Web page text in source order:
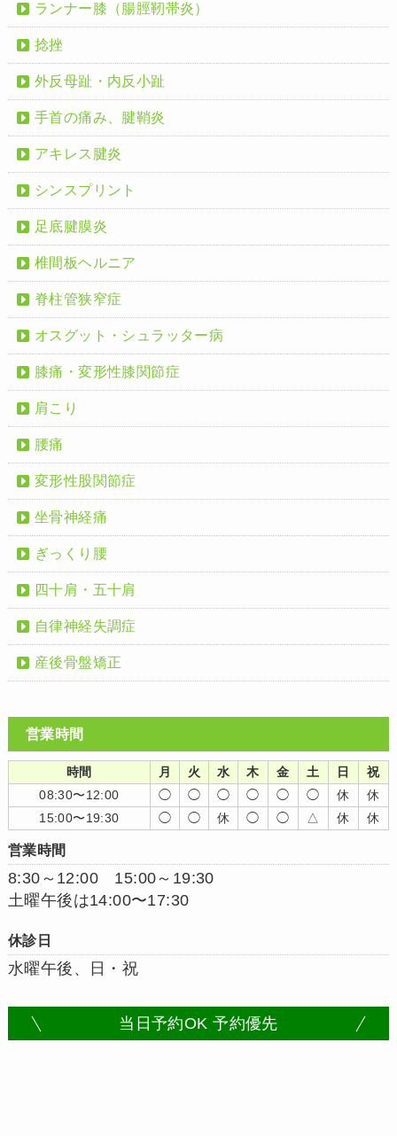
ランナー膝（腸脛靭帯炎）
捻挫
外反母趾・内反小趾
手首の痛み、腱鞘炎
アキレス腱炎
シンスプリント
足底腱膜炎
椎間板ヘルニア
脊柱管狭窄症
オスグット・シュラッター病
膝痛・変形性膝関節症
肩こり
腰痛
変形性股関節症
坐骨神経痛
ぎっくり腰
四十肩・五十肩
自律神経失調症
産後骨盤矯正
営業時間
時間 月 火 水 木 金 土 日
祝
08:30〜12:00
◯ ◯ ◯ ◯ ◯ ◯ 休
休
15:00〜19:30
◯ ◯ 休 ◯ ◯ △ 休 休
営業時間
8:30～12:00 15:00～19:30
土曜午後は14:00〜17:30
休診日
水曜午後、日・祝
当日予約OK 予約優先